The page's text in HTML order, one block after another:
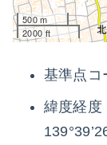
500 m
2000 ft
基準点コ
緯度経度